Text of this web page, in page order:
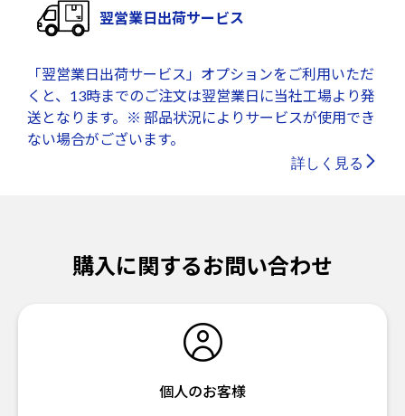
翌営業日出荷サービス
「翌営業日出荷サービス」オプションをご利用いただ
くと、13時までのご注文は翌営業日に当社工場より発
送となります。※ 部品状況によりサービスが使用でき
ない場合がございます。
詳しく見る
購入に関するお問い合わせ
個人のお客様